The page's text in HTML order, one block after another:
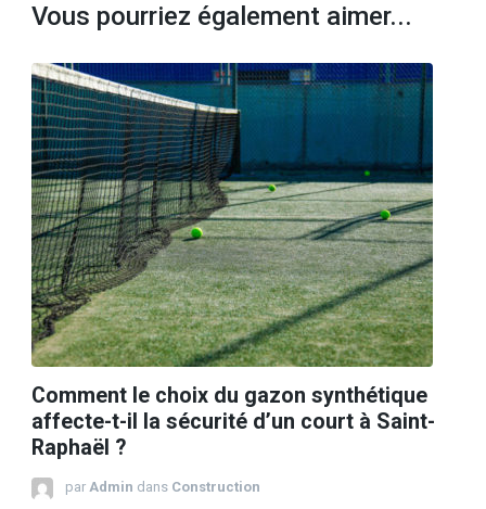
Vous pourriez également aimer...
Comment le choix du gazon synthétique
affecte-t-il la sécurité d’un court à Saint-
Raphaël ?
par Admin dans Construction